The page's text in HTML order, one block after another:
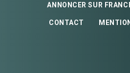
ANNONCER SUR
CONTACT